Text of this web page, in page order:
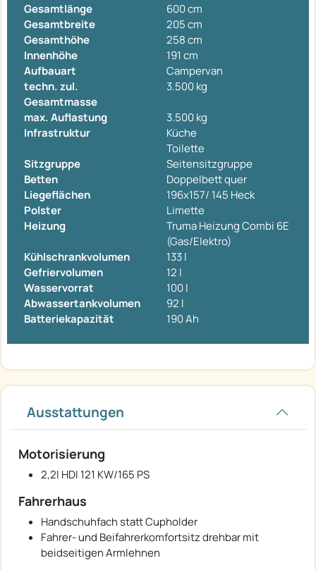
Gesamtlänge
600 cm
Gesamtbreite
205 cm
Gesamthöhe
258 cm
Innenhöhe
191 cm
Aufbauart
Campervan
techn. zul.
Gesamtmasse
3.500 kg
max. Auflastung
3.500 kg
Infrastruktur
Küche
Toilette
Sitzgruppe
Seitensitzgruppe
Betten
Doppelbett quer
Liegeflächen
196x157/ 145 Heck
Polster
Limette
Heizung
Truma Heizung Combi 6E
(Gas/Elektro)
Kühlschrankvolumen
133 l
Gefriervolumen
12 l
Wasservorrat
100 l
Abwassertankvolumen
92 l
Batteriekapazität
190 Ah
Ausstattungen
Motorisierung
2,2l HDI 121 KW/165 PS
Fahrerhaus
Handschuhfach statt Cupholder
Fahrer- und Beifahrerkomfortsitz drehbar mit
beidseitigen Armlehnen